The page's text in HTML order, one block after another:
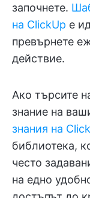
започнете.
на ClickUp е
превърнете
действие.
Ако търсите
знание на
знания на
библиотека,
често
на едно